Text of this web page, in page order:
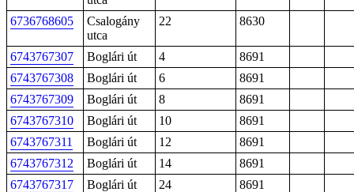
6736768605
Csalogány
utca
22 8630
6743767307 Boglári út 4
8691
6743767308
Boglári út 6
8691
6743767309
Boglári út 8
8691
6743767310
Boglári út 10
8691
6743767311
Boglári út 12
8691
6743767312
Boglári út 14
8691
6743767317
Boglári út 24
8691